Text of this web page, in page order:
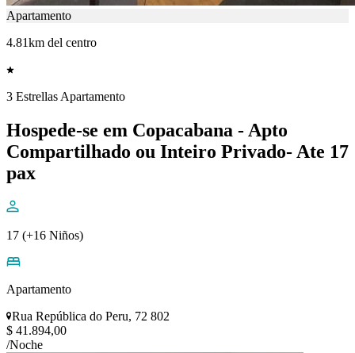
Apartamento
4.81km del centro
3 Estrellas Apartamento
Hospede-se em Copacabana - Apto
Compartilhado ou Inteiro Privado- Ate 17
pax
17 (+16 Niños)
Apartamento
Rua República do Peru, 72 802
$ 41.894,00
/Noche